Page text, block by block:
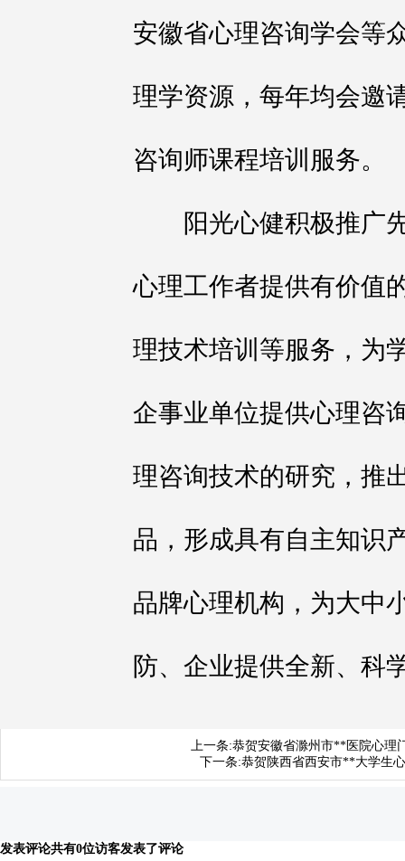
安徽省心理咨询学会等
理学资源，每年均会邀
咨询师课程培训服务。
阳光心健积极推广先
心理工作者提供有价值
理技术培训等服务，为
企事业单位提供心理咨
理咨询技术的研究，推
品，形成具有自主知识
品牌心理机构，为大中
防、企业提供全新、科
上一条:恭贺安徽省滁州市**医院心理
下一条:恭贺陕西省西安市**大学生
发表评论共有0位访客发表了评论